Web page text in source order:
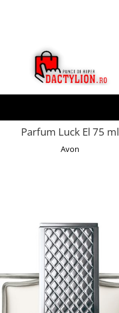
Parfum Luck El 75 ml
Avon